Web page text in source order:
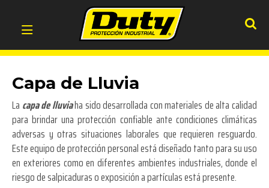
Capa de Lluvia
La capa de lluviaha sido desarrollada con materiales de alta calidad
para brindar una protección confiable ante condiciones climáticas
adversas y otras situaciones laborales que requieren resguardo.
Este equipo de protección personal está diseñado tanto para su uso
en exteriores como en diferentes ambientes industriales, donde el
riesgo de salpicaduras o exposición a partículas está presente.